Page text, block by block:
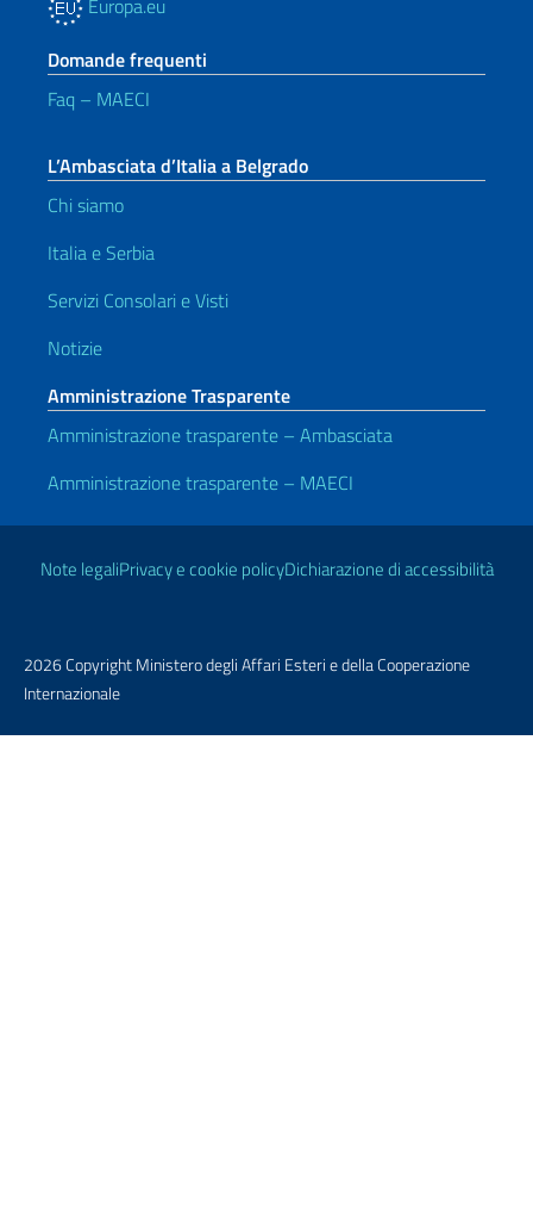
Europa.eu
Domande frequenti
Faq – MAECI
L’Ambasciata d’Italia a Belgrado
Chi siamo
Italia e Serbia
Servizi Consolari e Visti
Notizie
Amministrazione Trasparente
Amministrazione trasparente – Ambasciata
Amministrazione trasparente – MAECI
Link Utili
Note legaliPrivacy e cookie policyDichiarazione di accessibilità
2026 Copyright Ministero degli Affari Esteri e della Cooperazione
Internazionale